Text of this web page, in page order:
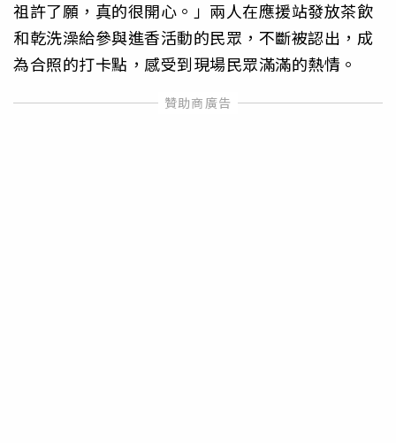
祖許了願，真的很開心。」兩人在應援站發放茶飲
和乾洗澡給參與進香活動的民眾，不斷被認出，成
為合照的打卡點，感受到現場民眾滿滿的熱情。